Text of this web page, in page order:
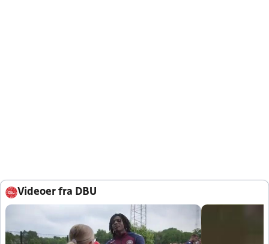
Videoer fra DBU